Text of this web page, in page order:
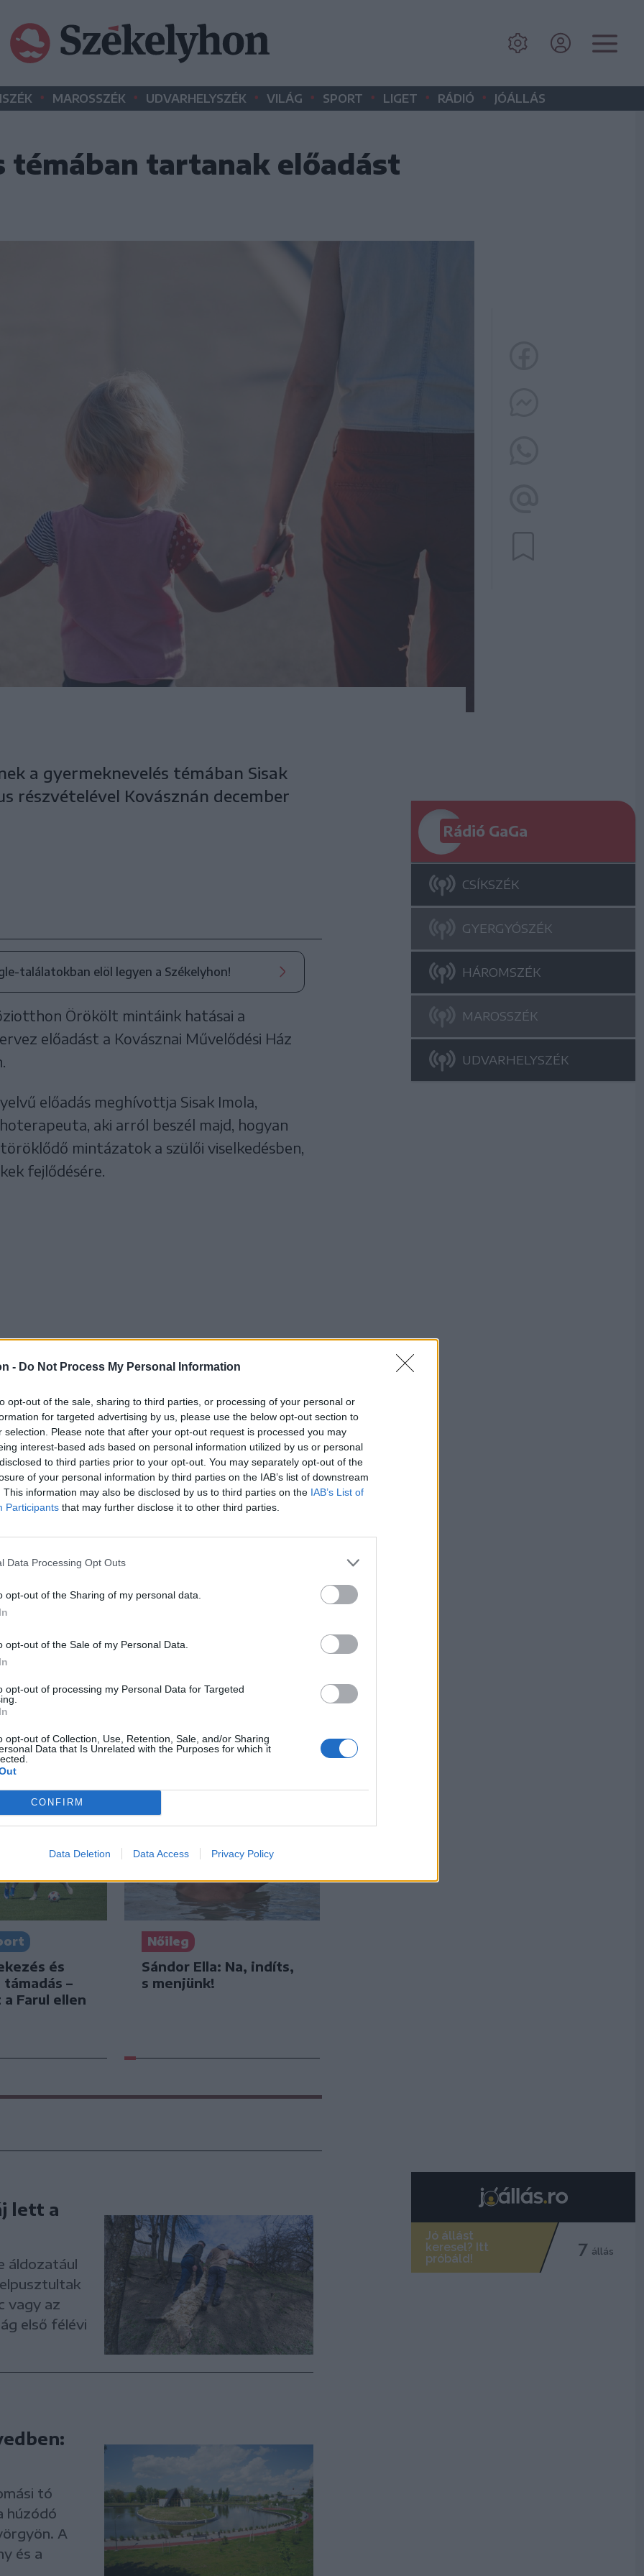
- Do Not Process My Personal Information
opt-out of the sale, sharing to third parties, or processing of your personal or
for targeted advertising by us, please use the below opt-out section to
selection. Please note that after your opt-out request is processed you may
interest-based ads based on personal information utilized by us or personal
to third parties prior to your opt-out. You may separately opt-out of the
of your personal information by third parties on the IAB’s list of downstream
This information may also be disclosed by us to third parties on the IAB’s List of
Participants that may further disclose it to other third parties.
Data Processing Opt Outs
opt-out of the Sharing of my personal data.
opt-out of the Sale of my Personal Data.
opt-out of processing my Personal Data for Targeted
opt-out of Collection, Use, Retention, Sale, and/or Sharing
Data that Is Unrelated with the Purposes for which it
CONFIRM
Data Deletion Data Access Privacy Policy
• MAROSSZÉK • UDVARHELYSZÉK • VILÁG • SPORT • LIGET • RÁDIÓ • JÓÁLLÁS
témában tartanak előadást
a gyermeknevelés témában Sisak
részvételével Kovásznán december
találatokban elöl legyen a Székelyhon!
Örökölt mintáink hatásai a
előadást a Kovásznai Művelődési Ház
előadás meghívottja Sisak Imola,
aki arról beszél majd, hogyan
mintázatok a szülői viselkedésben,
fejlődésére.
Rádió GaGa
CSÍKSZÉK
GYERGYÓSZÉK
HÁROMSZÉK
MAROSSZÉK
UDVARHELYSZÉK
volt”
vissza a
családfő
Súlyos veszteség,
csapatkapitányát
és
–
Farul ellen
Nőileg
Sándor Ella: Na, indíts,
s menjünk!
lett a
áldozatául
vagy az
első félévi
tó
húzódó
A
és a